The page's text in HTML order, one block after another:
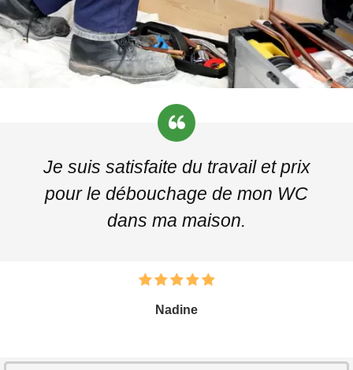
Je suis satisfaite du travail et prix
pour le débouchage de mon WC
dans ma maison.
Nadine